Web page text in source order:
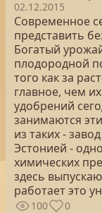
02.12.2015
Современное
представить
Богатый
плодородной
того как за
главное, чем
удобрений
занимаются
из таких -
Эстонией -
химических
здесь
работает это
100 0